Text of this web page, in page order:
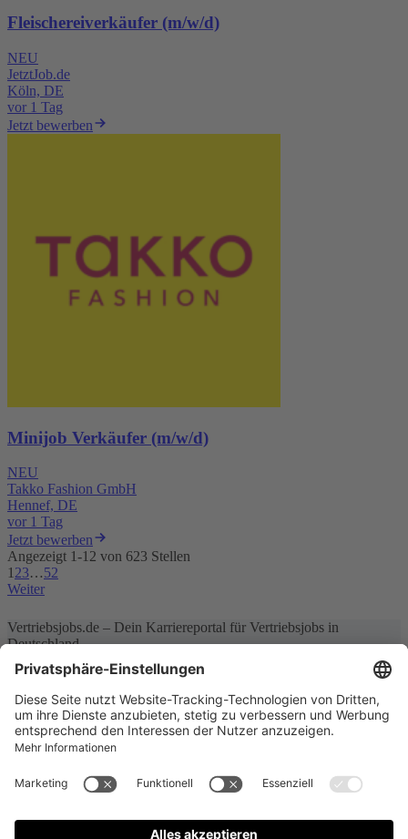
Fleischereiverkäufer (m/w/d)
NEU
JetztJob.de
Köln, DE
vor 1 Tag
Jetzt bewerben
Minijob Verkäufer (m/w/d)
NEU
Takko Fashion GmbH
Hennef, DE
vor 1 Tag
Jetzt bewerben
Angezeigt 1-12 von 623 Stellen
123…52
Weiter
Vertriebsjobs.de – Dein Karriereportal für Vertriebsjobs in
Deutschland
Entdecke aktuelle Vertriebsjobs und Karrierechancen auf
Vertriebsjobs.de. Finde maßgeschneiderte Stellenangebote im
Vertrieb, abonniere unseren Job-Newsletter und starte deine Karriere
jetzt. Dein nächster Schritt im Vertrieb beginnt hier!
Datenschutz